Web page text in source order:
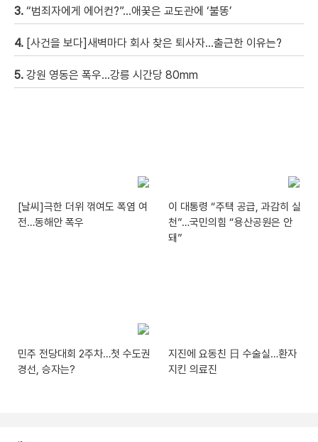
3. “범죄자에게 에어컨?”…애꿎은 교도관에 ‘불똥’
4. [사건을 보다]새벽마다 회사 찾은 퇴사자…출근한 이유는?
5. 강원 영동은 폭우…강릉 시간당 80mm
[날씨]극한 더위 꺾여도 폭염 여
전…동해안 폭우
이 대통령 “주택 공급, 과감히 실
천”…국민의힘 “용산공원은 안
돼”
민주 전당대회 2주차…첫 수도권
경선, 승자는?
지진에 요동친 日 수술실…환자
지킨 의료진